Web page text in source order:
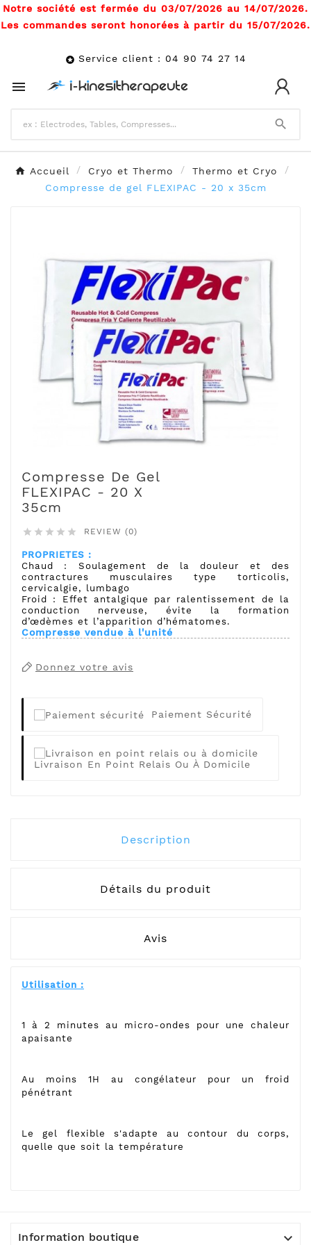
Notre société est fermée du 03/07/2026 au 14/07/2026.
Les commandes seront honorées à partir du 15/07/2026.
 Service client : 04 90 74 27 14


Accueil Cryo et Thermo
Thermo et Cryo
Compresse de gel FLEXIPAC - 20 x 35cm
Compresse De Gel
FLEXIPAC - 20 X
35cm
     REVIEW (0)
PROPRIETES :
Chaud : Soulagement de la douleur et des
contractures musculaires type torticolis,
cervicalgie, lumbago
Froid : Effet antalgique par ralentissement de la
conduction nerveuse, évite la formation
d’œdèmes et l’apparition d’hématomes.
Compresse vendue à l'unité
Donnez votre avis
Paiement Sécurité
Livraison En Point Relais Ou À Domicile
Description
Détails du produit
Avis
Utilisation :
1 à 2 minutes au micro-ondes pour une chaleur
apaisante
Au moins 1H au congélateur pour un froid
pénétrant
Le gel flexible s'adapte au contour du corps,
quelle que soit la température
Information boutique 